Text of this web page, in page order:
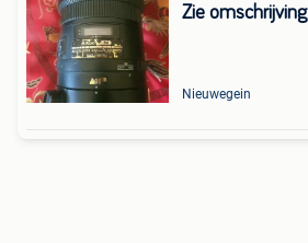
Zie omschrijving
Nieuwegein